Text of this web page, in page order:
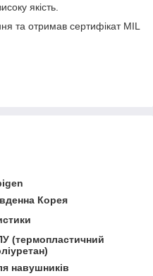
якість.
та отримав сертифікат MIL
Корея
(термопластичний
навушників